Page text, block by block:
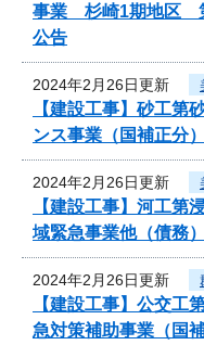
事業 杉崎1期地区
公告
2024年2月26日更新
【建設工事】砂工
ンス事業（国補正分
2024年2月26日更新
【建設工事】河工
域緊急事業他（債務
2024年2月26日更新
【建設工事】公交
急対策補助事業（国